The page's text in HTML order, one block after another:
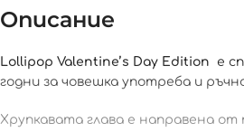
Описание
Lollipop Valentine’s Day Edition
е
годни за човешка употреба и
Хрупкавата глава е направена от